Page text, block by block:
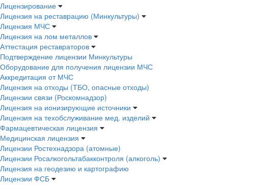
Лицензирование
Лицензия на реставрацию (Минкультуры)
Лицензия МЧС
Лицензия на лом металлов
Аттестация реставраторов
Подтверждение лицензии Минкультуры
Оборудование для получения лицензии МЧС
Аккредитация от МЧС
Лицензия на отходы (ТБО, опасные отходы)
Лицензии связи (Роскомнадзор)
Лицензия на ионизирующие источники
Лицензия на техобслуживание мед. изделий
Фармацевтическая лицензия
Медицинская лицензия
Лицензии Ростехнадзора (атомные)
Лицензии Росалкогольтабакконтроля (алкоголь)
Лицензия на геодезию и картографию
Лицензии ФСБ